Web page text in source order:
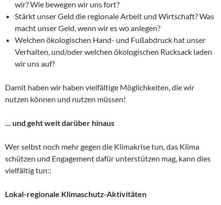
wir? Wie bewegen wir uns fort?
Stärkt unser Geld die regionale Arbeit und Wirtschaft? Was
macht unser Geld, wenn wir es wo anlegen?
Welchen ökologischen Hand- und Fußabdruck hat unser
Verhalten, und/oder welchen ökologischen Rucksack laden
wir uns auf?
Damit haben wir haben vielfältige Möglichkeiten, die wir
nutzen können und nutzen müssen!
… und geht weit darüber hinaus
Wer selbst noch mehr gegen die Klimakrise tun, das Klima
schützen und Engagement dafür unterstützen mag, kann dies
vielfältig tun::
Lokal-regionale Klimaschutz-Aktivitäten